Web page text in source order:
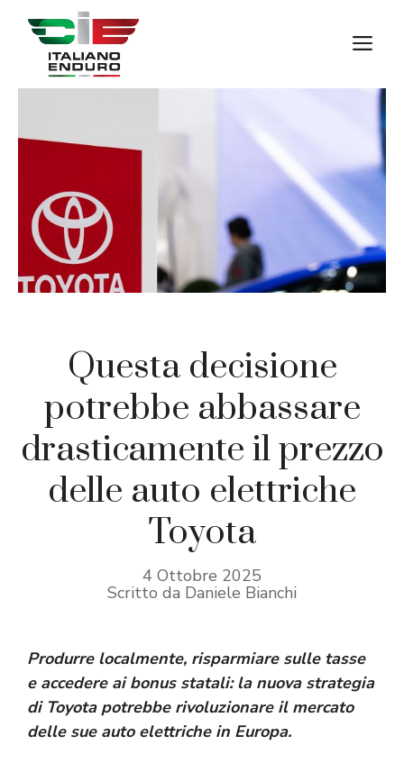
contenuto
Questa decisione
potrebbe abbassare
drasticamente il prezzo
delle auto elettriche
Toyota
4 Ottobre 2025
Scritto da Daniele Bianchi
Produrre localmente, risparmiare sulle tasse
e accedere ai bonus statali: la nuova strategia
di Toyota potrebbe rivoluzionare il mercato
delle sue auto elettriche in Europa.